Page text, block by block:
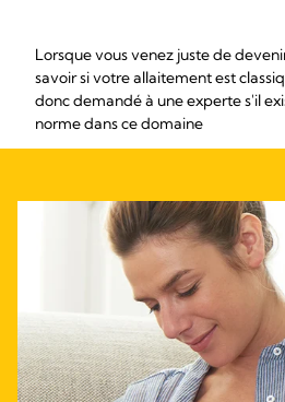
Lorsque vous venez juste de
savoir si votre allaitement est
donc demandé à une experte s'il
norme dans ce domaine